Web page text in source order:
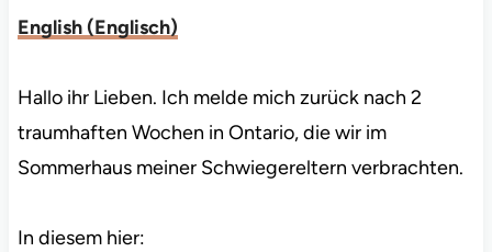
English(Englisch)
Hallo ihr Lieben. Ich melde mich zurück nach 2
traumhaften Wochen in Ontario, die wir im
Sommerhaus meiner Schwiegereltern verbrachten.
In diesem hier: